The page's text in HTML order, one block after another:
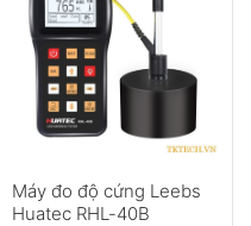
Máy đo độ cứng Leebs
Huatec RHL-40B